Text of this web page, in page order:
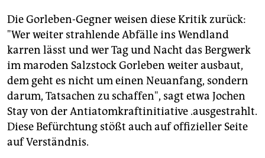
Die Gorleben-Gegner weisen diese Kritik zurück:
"Wer weiter strahlende Abfälle ins Wendland
karren lässt und wer Tag und Nacht das Bergwerk
im maroden Salzstock Gorleben weiter ausbaut,
dem geht es nicht um einen Neuanfang, sondern
darum, Tatsachen zu schaffen", sagt etwa Jochen
Stay von der Antiatomkraftinitiative .ausgestrahlt.
Diese Befürchtung stößt auch auf offizieller Seite
auf Verständnis.